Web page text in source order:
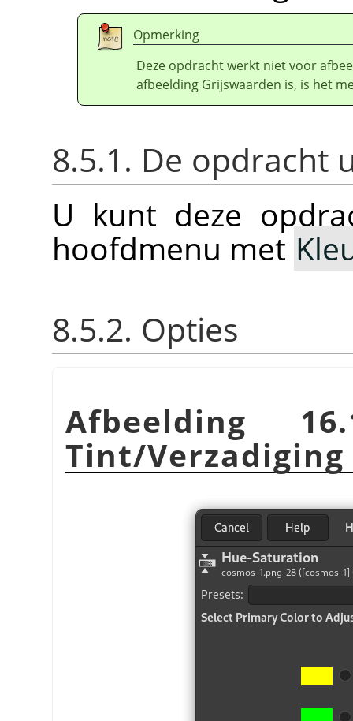
Opmerking
Deze opdracht werkt niet voor
afbeelding Grijswaarden is, is het
8.5.1. De opdracht
U kunt deze
hoofdmenu met
8.5.2. Opties
Afbeelding
Tint/Verzadiging